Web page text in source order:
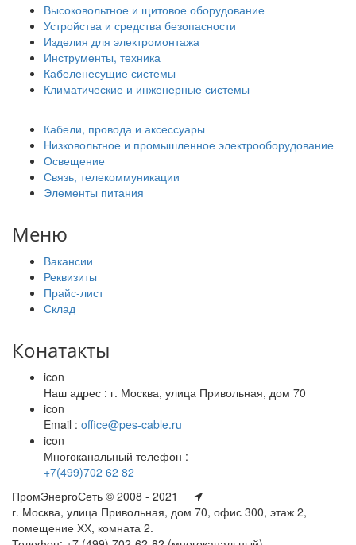
Высоковольтное и щитовое оборудование
Устройства и средства безопасности
Изделия для электромонтажа
Инструменты, техника
Кабеленесущие системы
Климатические и инженерные системы
Кабели, провода и аксессуары
Низковольтное и промышленное электрооборудование
Освещение
Связь, телекоммуникации
Элементы питания
Меню
Вакансии
Реквизиты
Прайс-лист
Склад
Конатакты
icon
Наш адрес : г. Москва, улица Привольная, дом 70
icon
Email : office@pes-cable.ru
icon
Многоканальный телефон :
+7(499)702 62 82
ПромЭнергоСеть © 2008 - 2021
г. Москва, улица Привольная, дом 70, офис 300, этаж 2,
помещение ХХ, комната 2.